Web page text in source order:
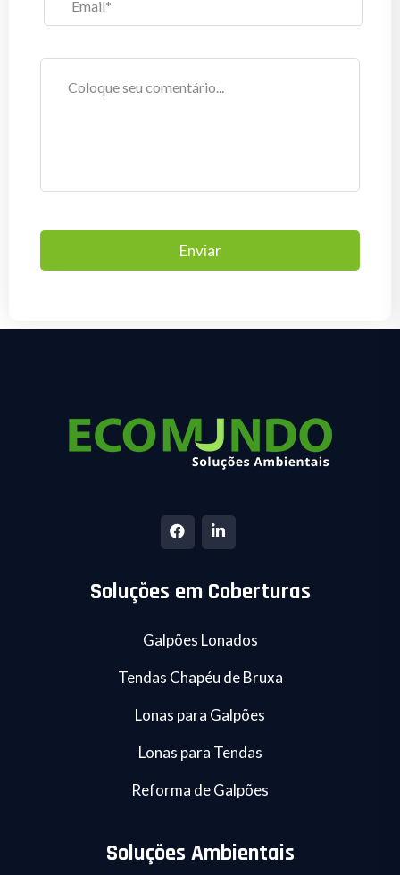
Soluções em Coberturas
Galpões Lonados
Tendas Chapéu de Bruxa
Lonas para Galpões
Lonas para Tendas
Reforma de Galpões
Soluções Ambientais